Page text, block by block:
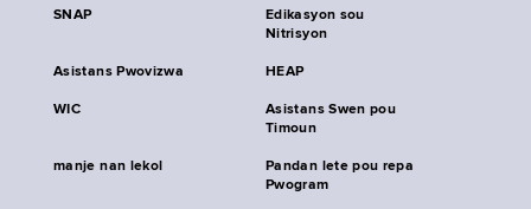
SNAP
Edikasyon sou
Nitrisyon
Asistans Pwovizwa HEAP
WIC
Asistans Swen pou
Timoun
manje nan lekol
Pandan lete pou repa
Pwogram